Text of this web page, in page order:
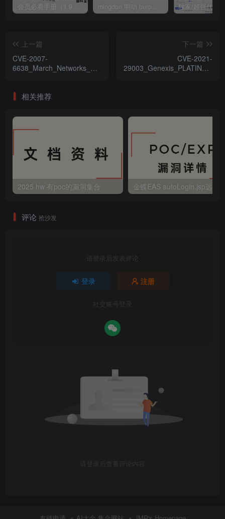
会员必看手册（1.9.0版本 26.4.5更新） mingdon 明动 burp插件0.2.6版本 本地时间校验去除版
上一篇
CVE-2007-
6638_March_Networks_DVR_3204
下一篇
CVE-2021-
相关推荐
2025 hw 有poc的漏洞集合
评论 抢沙发
请登录后发表评论
登录 注册
社交账号登录
请登录后查看评论内容